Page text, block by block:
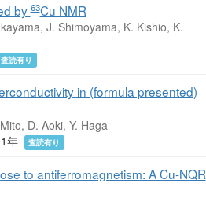
by63Cu NMR
J. Shimoyama, K. Kishio, K.
査読有り
in (formula presented)
D. Aoki, Y. Haga
年
査読有り
to antiferromagnetism: A Cu-NQR